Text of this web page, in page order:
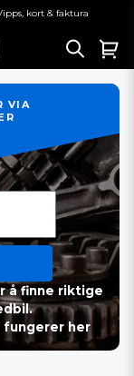
kort & faktura
VIA
å finne riktige
her